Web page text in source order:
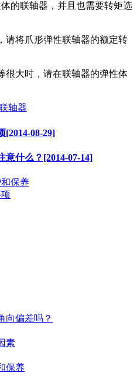
的联轴器，并且也需要转矩选
请将爪形弹性联轴器的额定转
很大时，请在联轴器的弹性体
轴器
[2014-08-29]
意什么？[2014-07-14]
保养
向偏差吗？
素
保养